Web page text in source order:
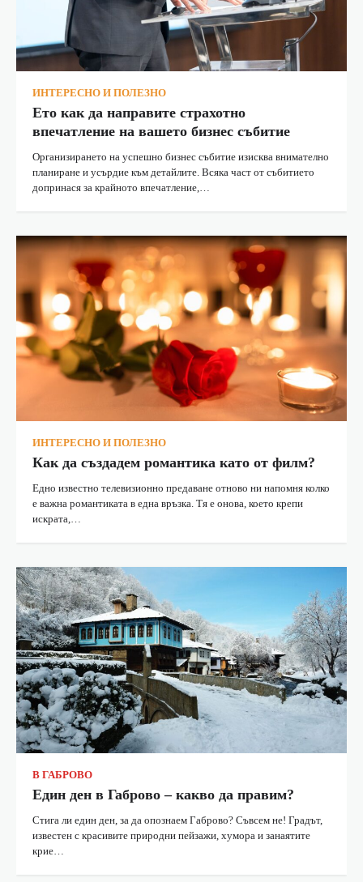
ИНТЕРЕСНО И ПОЛЕЗНО
Ето как да направите страхотно
впечатление на вашето бизнес събитие
Организирането на успешно бизнес събитие изисква внимателно
планиране и усърдие към детайлите. Всяка част от събитието
допринася за крайното впечатление,…
ИНТЕРЕСНО И ПОЛЕЗНО
Как да създадем романтика като от филм?
Едно известно телевизионно предаване отново ни напомня колко
е важна романтиката в една връзка. Тя е онова, което крепи
искрата,…
В ГАБРОВО
Един ден в Габрово – какво да правим?
Стига ли един ден, за да опознаем Габрово? Съвсем не! Градът,
известен с красивите природни пейзажи, хумора и занаятите
крие…